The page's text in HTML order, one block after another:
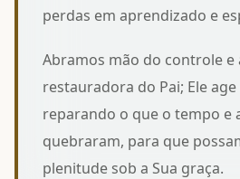
perdas em aprendizado e
Abramos mão do controle e
restauradora do Pai; Ele
reparando o que o tempo e
quebraram, para que
plenitude sob a Sua graça.